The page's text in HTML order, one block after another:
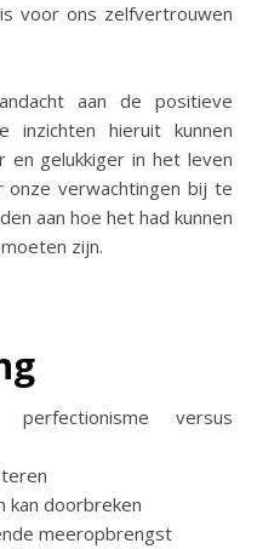
voor ons zelfvertrouwen
aan de positieve
hieruit kunnen
en gelukkiger in het leven
verwachtingen bij te
aan hoe het had kunnen
zijn.
versus
kan doorbreken
meeropbrengst